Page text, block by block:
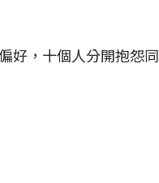
好，十個人分開抱怨同